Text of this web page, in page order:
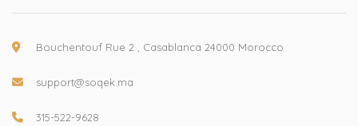
Bouchentouf Rue 2 , Casablanca 24000 Morocco
support@soqek.ma
315-522-9628